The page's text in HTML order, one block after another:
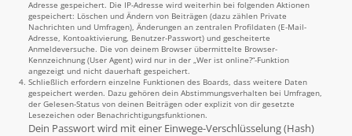
Adresse gespeichert. Die IP-Adresse wird weiterhin bei folgenden Aktionen
gespeichert: Löschen und Ändern von Beiträgen (dazu zählen Private
Nachrichten und Umfragen), Änderungen an zentralen Profildaten (E-Mail-
Adresse, Kontoaktivierung, Benutzer-Passwort) und gescheiterte
Anmeldeversuche. Die von deinem Browser übermittelte Browser-
Kennzeichnung (User Agent) wird nur in der „Wer ist online?“-Funktion
angezeigt und nicht dauerhaft gespeichert.
Schließlich erfordern einzelne Funktionen des Boards, dass weitere Daten
gespeichert werden. Dazu gehören dein Abstimmungsverhalten bei Umfragen,
der Gelesen-Status von deinen Beiträgen oder explizit von dir gesetzte
Lesezeichen oder Benachrichtigungsfunktionen.
Dein Passwort wird mit einer Einwege-Verschlüsselung (Hash)